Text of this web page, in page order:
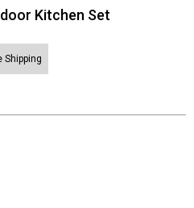
Kitchen Set
Shipping